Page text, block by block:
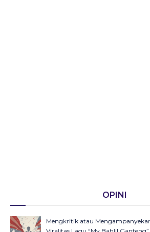
OPINI
Mengkritik atau